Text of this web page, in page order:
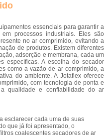
essenciais para garantir a
processos industriais. Eles são
no ar comprimido, evitando a
de produtos. Existem diferentes
adsorção e membrana, cada um
específicas. A escolha do secador
como a vazão de ar comprimido, a
do ambiente. A Jotaflex oferece
com tecnologia de ponta e
qualidade e confiabilidade do ar
esclarecer cada uma de suas
que já foi apresentado, o
coalescentes secadores de ar